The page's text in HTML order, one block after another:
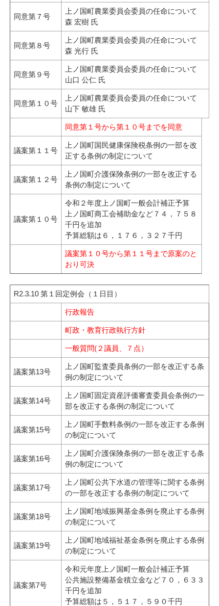
同意第７号
上ノ国町農業委員会委員の任命について
森 宏樹 氏
同意第８号
上ノ国町農業委員会委員の任命について
森 光行 氏
同意第９号
上ノ国町農業委員会委員の任命について
山口 公仁 氏
同意第１０号
上ノ国町農業委員会委員の任命について
山下 敏雄 氏
同意第１号から第１０号までを同意
議案第１１号
上ノ国町国民健康保険税条例の一部を改
正する条例の制定について
議案第１２号
上ノ国町介護保険条例の一部を改正する
条例の制定について
議案第１０号
令和２年度上ノ国町一般会計補正予算
上ノ国町商工会補助金など７４，７５８
千円を追加
予算総額は６，１７６，３２７千円
議案第１０号から第１１号まで原案のと
おり可決
R2.3.10 第１回定例会（１日目）
行政報告
町政・教育行政執行方針
一般質問(２議員、７点）
議案第13号
上ノ国町監査委員条例の一部を改正する条
例の制定について
議案第14号
上ノ国町固定資産評価審査委員会条例の一
部を改正する条例の制定について
議案第15号
上ノ国町手数料条例の一部を改正する条例
の制定について
議案第16号
上ノ国町介護保険条例の一部を改正する条
例の制定について
議案第17号
上ノ国町公共下水道の管理等に関する条例
の一部を改正する条例の制定について
議案第18号
上ノ国町地域振興基金条例を廃止する条例
の制定について
議案第19号
上ノ国町地域福祉基金条例を廃止する条例
の制定について
議案第7号
令和元年度上ノ国町一般会計補正予算
公共施設整備基金積立金など７０，６３３
千円を追加
予算総額は５，５１７，５９０千円